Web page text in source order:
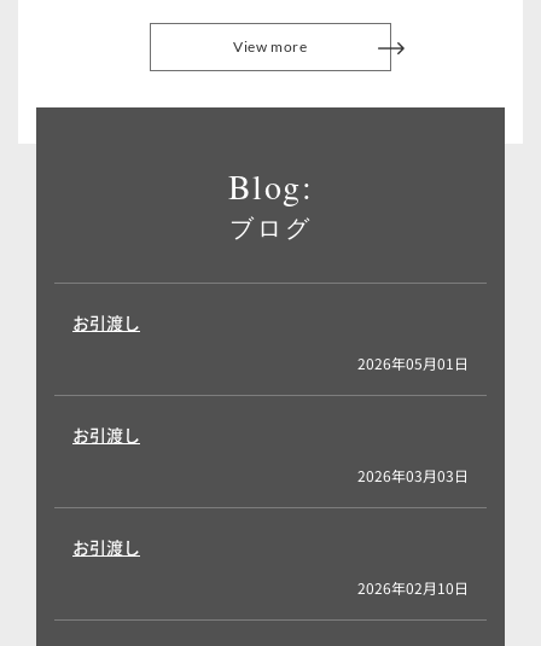
Blog:
ブログ
お引渡し
2026年05月01日
お引渡し
2026年03月03日
お引渡し
2026年02月10日
View more